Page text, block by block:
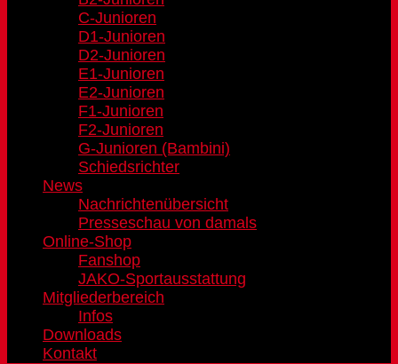
C-Junioren
D1-Junioren
D2-Junioren
E1-Junioren
E2-Junioren
F1-Junioren
F2-Junioren
G-Junioren (Bambini)
Schiedsrichter
News
Nachrichtenübersicht
Presseschau von damals
Online-Shop
Fanshop
JAKO-Sportausstattung
Mitgliederbereich
Infos
Downloads
Kontakt